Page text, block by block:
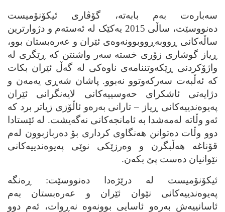
سه‌باره‌ت به‌م بابه‌ته‌، گۆڤاری ئیکۆنۆمیست
ده‌نووسێت، ساڵی 2015 یه‌کێک له‌ ئه‌سته‌م و دژوارترین
ساڵه‌کانی ڕووبه‌ڕووبوونه‌وه‌ی ئێران و عه‌ره‌بستان بوو،
ڕیاز گوشاری زۆری خسته‌ سه‌ر واشنتن که‌ ڕێگری له‌
واژۆکردنی ڕێکه‌وتننامه‌ی ناوه‌کی له‌ گه‌ڵ ئێران بکات
که‌ ئه‌ڵبه‌ت سه‌رکه‌وتوو نه‌بوو. پاشان شه‌ڕی یه‌مه‌ن و
دژایه‌تی ئاشکرای حه‌وسییه‌کانی لایه‌نگرانی ئێران
په‌یوه‌ندییه‌کانی ڕیاز – تارانی به‌ره‌و ئاڵۆزی زیاتر برد که‌
ئه‌و وڵاته‌ له‌مه‌شدا به‌ ئامانجه‌کانی نه‌گه‌یشت. له‌ ئێستادا
دوو وڵات ده‌توانن هه‌نگاوی کرداری بۆ ده‌ربازبوون له‌م
قۆناغه‌ هه‌ڵبگرن و وه‌رزێکی نوێی په‌یوه‌ندییه‌کانی
نێوانیان ده‌ست پێ بکه‌ن.
ئیکۆنۆمیست له‌ درێژه‌دا ده‌نووسێت: ڕه‌نگه‌
په‌یوه‌ندییه‌کانی نێوان ئێران و عه‌ره‌بستان به‌م
ئاسانییه‌ش به‌ره‌و ئاسایی بوونه‌وه‌ نه‌ڕوات، ئه‌م دوو